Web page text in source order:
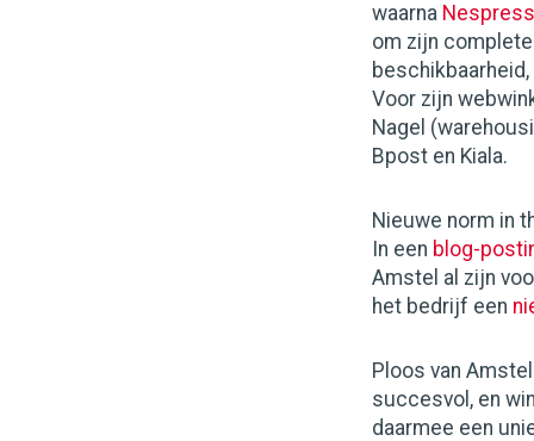
waarna
om zijn
Voor zijn
Nagel
Bpost en Kiala.
Nieuwe norm in
In een blog-
Amstel al zijn
het bedrijf een
Ploos van
succesvol, en
daarmee een